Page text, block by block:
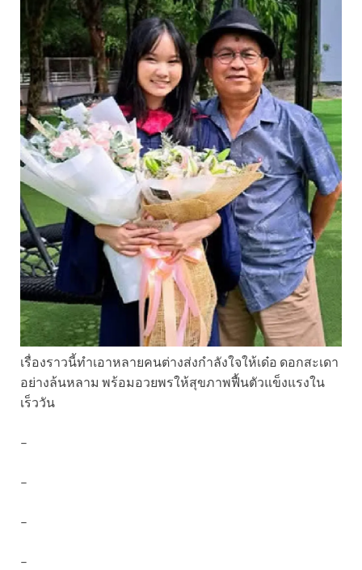
เรื่องราวนี้ทำเอาหลายคนต่างส่งกำลังใจให้เด๋อ ดอกสะเดา
อย่างล้นหลาม พร้อมอวยพรให้สุขภาพฟื้นตัวแข็งแรงใน
เร็ววัน
–
–
–
–